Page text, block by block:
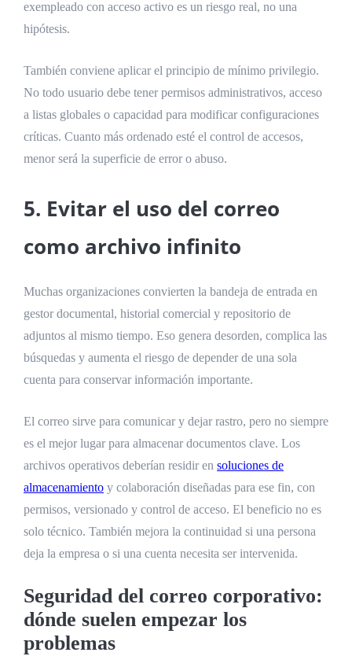
exempleado con acceso activo es un riesgo real, no una
hipótesis.
También conviene aplicar el principio de mínimo privilegio.
No todo usuario debe tener permisos administrativos, acceso
a listas globales o capacidad para modificar configuraciones
críticas. Cuanto más ordenado esté el control de accesos,
menor será la superficie de error o abuso.
5. Evitar el uso del correo
como archivo infinito
Muchas organizaciones convierten la bandeja de entrada en
gestor documental, historial comercial y repositorio de
adjuntos al mismo tiempo. Eso genera desorden, complica las
búsquedas y aumenta el riesgo de depender de una sola
cuenta para conservar información importante.
El correo sirve para comunicar y dejar rastro, pero no siempre
es el mejor lugar para almacenar documentos clave. Los
archivos operativos deberían residir en soluciones de
almacenamiento y colaboración diseñadas para ese fin, con
permisos, versionado y control de acceso. El beneficio no es
solo técnico. También mejora la continuidad si una persona
deja la empresa o si una cuenta necesita ser intervenida.
Seguridad del correo corporativo:
dónde suelen empezar los
problemas